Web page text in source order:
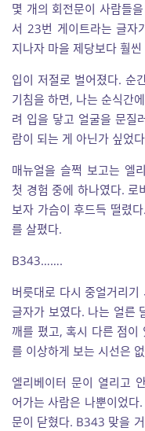
몇 개의 회전문이 사람들
서 23번 게이트라는 글자
지나자 마을 제당보다 훨
입이 저절로 벌어졌다. 순
기침을 하면, 나는 순식간
려 입을 닿고 얼굴을 문질
람이 되는 게 아닌가 싶었
매뉴얼을 슬쩍 보고는 엘
첫 경험 중에 하나였다. 로
보자 가슴이 후드득 떨렸
를 살폈다.
B343…….
버릇대로 다시 중얼거리
글자가 보였다. 나는 얼른
깨를 폈고, 혹시 다른 점이
를 이상하게 보는 시선은
엘리베이터 문이 열리고
어가는 사람은 나뿐이었다
문이 닫혔다. B343 맞을